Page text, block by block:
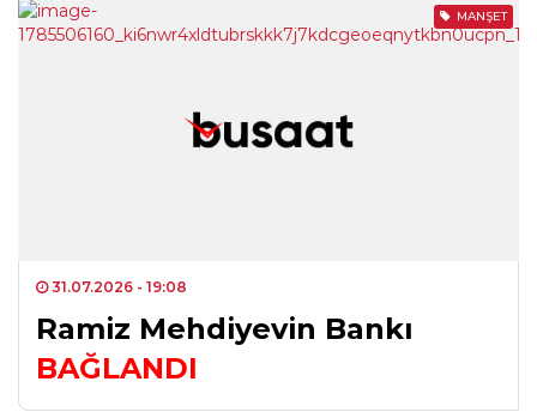
MANŞET
31.07.2026 - 19:08
Ramiz Mehdiyevin Bankı
BAĞLANDI